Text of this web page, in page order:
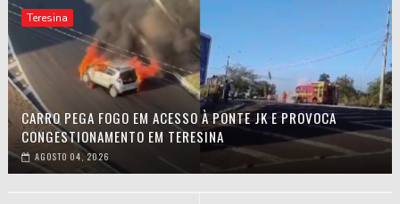
Teresina
CARRO PEGA FOGO EM ACESSO À PONTE JK E PROVOCA
CONGESTIONAMENTO EM TERESINA
AGOSTO 04, 2026